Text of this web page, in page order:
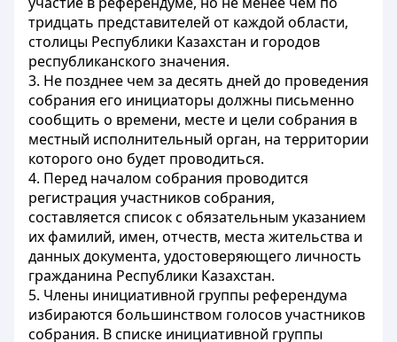
тридцать представителей от каждой области,
столицы Республики Казахстан и городов
республиканского значения.
3. Не позднее чем за десять дней до проведения
собрания его инициаторы должны письменно
сообщить о времени, месте и цели собрания в
местный исполнительный орган, на территории
которого оно будет проводиться.
4. Перед началом собрания проводится
регистрация участников собрания,
составляется список с обязательным указанием
их фамилий, имен, отчеств, места жительства и
данных документа, удостоверяющего личность
гражданина Республики Казахстан.
5. Члены инициативной группы референдума
избираются большинством голосов участников
собрания. В списке инициативной группы